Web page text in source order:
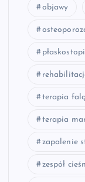
objawy
terapia
terapia
zapalenie
zespół